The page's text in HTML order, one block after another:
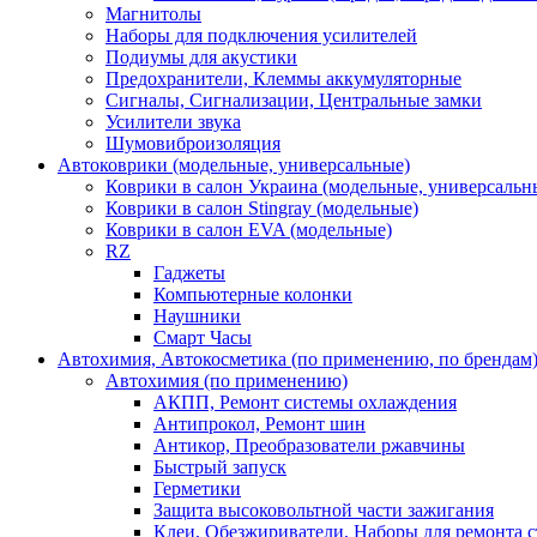
Магнитолы
Наборы для подключения усилителей
Подиумы для акустики
Предохранители, Клеммы аккумуляторные
Сигналы, Сигнализации, Центральные замки
Усилители звука
Шумовиброизоляция
Автоковрики (модельные, универсальные)
Коврики в салон Украина (модельные,
Коврики в салон Stingray (модельные)
Коврики в салон EVA (модельные)
RZ
Гаджеты
Компьютерные колонки
Наушники
Смарт Часы
Автохимия, Автокосметика (по применению, по брендам)
Автохимия (по применению)
АКПП, Ремонт системы охлаждения
Антипрокол, Ремонт шин
Антикор, Преобразователи ржавчины
Быстрый запуск
Герметики
Защита высоковольтной части зажигания
Клеи, Обезжириватели, Наборы для ремонта